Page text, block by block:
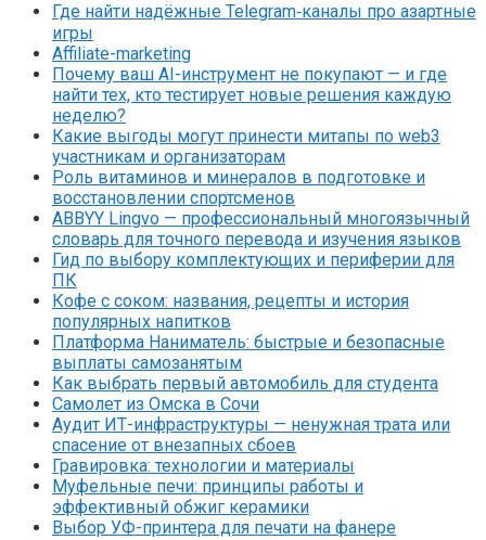
Где найти надёжные Telegram‑каналы про азартные
игры
Affiliate-marketing
Почему ваш AI-инструмент не покупают — и где
найти тех, кто тестирует новые решения каждую
неделю?
Какие выгоды могут принести митапы по web3
участникам и организаторам
Роль витаминов и минералов в подготовке и
восстановлении спортсменов
ABBYY Lingvo — профессиональный многоязычный
словарь для точного перевода и изучения языков
Гид по выбору комплектующих и периферии для
ПК
Кофе с соком: названия, рецепты и история
популярных напитков
Платформа Наниматель: быстрые и безопасные
выплаты самозанятым
Как выбрать первый автомобиль для студента
Самолет из Омска в Сочи
Аудит ИТ-инфраструктуры — ненужная трата или
спасение от внезапных сбоев
Гравировка: технологии и материалы
Муфельные печи: принципы работы и
эффективный обжиг керамики
Выбор УФ-принтера для печати на фанере